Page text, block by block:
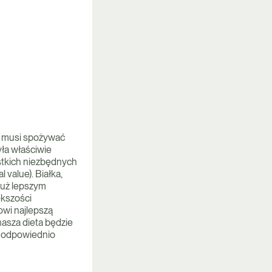
musi spożywać
właściwie
niezbędnych
Białka,
lepszym
najlepszą
dieta będzie
odpowiednio